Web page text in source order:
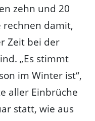
zehn und 20
rechnen damit,
Zeit bei der
„Es stimmt
im Winter ist“,
aller Einbrüche
statt, wie aus